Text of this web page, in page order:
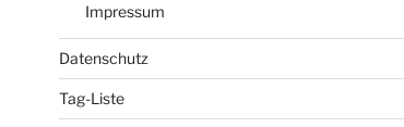
Impressum
Datenschutz
Tag-Liste